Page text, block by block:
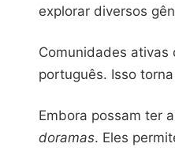
explorar diversos
Comunidades
português. Isso
Embora possam ter
doramas. Eles